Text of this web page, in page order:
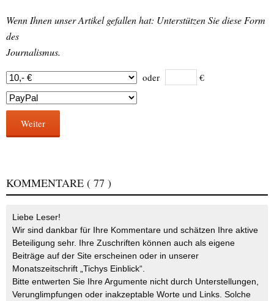
Wenn Ihnen unser Artikel gefallen hat: Unterstützen Sie diese Form
des
Journalismus.
oder €
Weiter
KOMMENTARE ( 77 )
Liebe Leser!
Wir sind dankbar für Ihre Kommentare und schätzen Ihre aktive
Beteiligung sehr. Ihre Zuschriften können auch als eigene
Beiträge auf der Site erscheinen oder in unserer
Monatszeitschrift „Tichys Einblick“.
Bitte entwerten Sie Ihre Argumente nicht durch Unterstellungen,
Verunglimpfungen oder inakzeptable Worte und Links. Solche